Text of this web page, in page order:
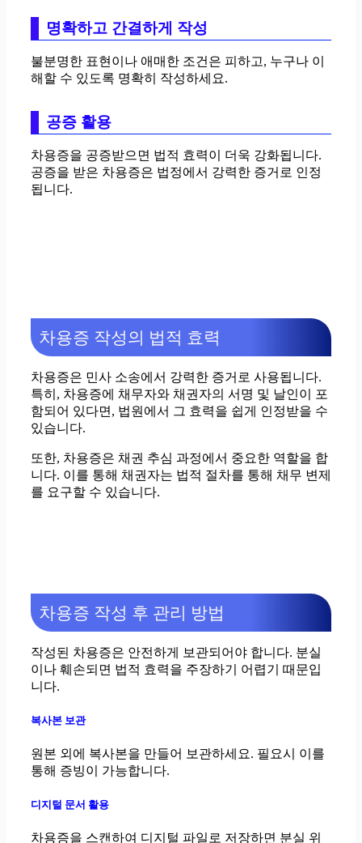
명확하고 간결하게 작성
불분명한 표현이나 애매한 조건은 피하고, 누구나 이
해할 수 있도록 명확히 작성하세요.
공증 활용
차용증을 공증받으면 법적 효력이 더욱 강화됩니다.
공증을 받은 차용증은 법정에서 강력한 증거로 인정
됩니다.
차용증 작성의 법적 효력
차용증은 민사 소송에서 강력한 증거로 사용됩니다.
특히, 차용증에 채무자와 채권자의 서명 및 날인이 포
함되어 있다면, 법원에서 그 효력을 쉽게 인정받을 수
있습니다.
또한, 차용증은 채권 추심 과정에서 중요한 역할을 합
니다. 이를 통해 채권자는 법적 절차를 통해 채무 변제
를 요구할 수 있습니다.
차용증 작성 후 관리 방법
작성된 차용증은 안전하게 보관되어야 합니다. 분실
이나 훼손되면 법적 효력을 주장하기 어렵기 때문입
니다.
복사본 보관
원본 외에 복사본을 만들어 보관하세요. 필요시 이를
통해 증빙이 가능합니다.
디지털 문서 활용
차용증을 스캔하여 디지털 파일로 저장하면 분실 위